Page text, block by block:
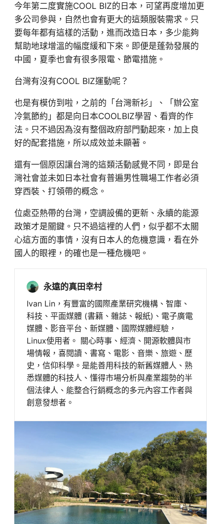
今年第二度實施COOL BIZ的日本，可望再度增加更
多公司參與，自然也會有更大的這類服裝需求。只
要每年都有這樣的活動，進而改造日本，多少能夠
幫助地球增溫的幅度緩和下來。即便是蓬勃發展的
中國，夏季也會有很多限電、節電措施。
台灣有沒有COOL BIZ運動呢？
也是有模仿到啦，之前的「台灣新衫」、「辦公室
冷氣節約」都是向日本COOLBIZ學習、看齊的作
法。只不過因為沒有整個政府部門動起來，加上良
好的配套措施，所以成效並未顯著。
還有一個原因讓台灣的這類活動感覺不同，即是台
灣社會並未如日本社會有普遍男性職場工作者必須
穿西裝、打領帶的概念。
位處亞熱帶的台灣，空調設備的更新、永續的能源
政策才是關鍵。只不過這裡的人們，似乎都不太關
心這方面的事情，沒有日本人的危機意識，看在外
國人的眼裡，的確也是一種危機吧。
永遠的真田幸村
Ivan Lin，有豐富的國際產業研究機構、智庫、
科技、平面媒體 (書籍、雜誌、報紙)、電子廣電
媒體、影音平台、新媒體、國際媒體經驗，
Linux使用者。 關心時事、經濟、開源軟體與市
場情報，喜閱讀、書寫、電影、音樂、旅遊、歷
史，信仰科學。是能善用科技的新舊媒體人、熟
悉媒體的科技人、懂得市場分析與產業趨勢的半
個法律人、能整合行銷概念的多元內容工作者與
創意發想者。